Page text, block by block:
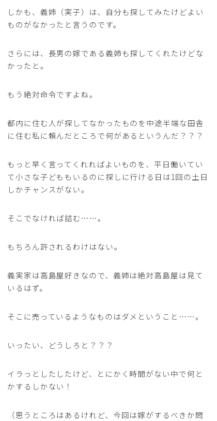
しかも、義姉（実子）は、自分も探してみたけどよい
ものがなかったと言うのです。
さらには、長男の嫁である義姉も探してくれたけどな
かったと。
もう絶対命令ですよね。
都内に住む人が探してなかったものを中途半端な田舎
に住む私に頼んだところで何があるというんだ？？？
もっと早く言ってくれればよいものを、平日働いてい
て小さな子どももいるのに探しに行ける日は1回の土日
しかチャンスがない。
そこでなければ詰む……。
もちろん許されるわけはない。
義実家は高島屋好きなので、義姉は絶対高島屋は見て
いるはず。
そこに売っているようなものはダメということ……。
いったい、どうしろと？？？
イラっとしたしたけど、とにかく時間がない中で何と
かするしかない！
（思うところはあるけれど、今回は嫁がするべきか問